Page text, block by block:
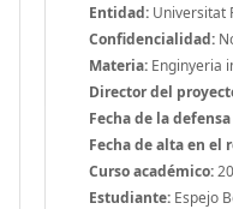
Entidad: Universitat
Confidencialidad:
Materia: Enginyeria
Director del
Fecha de la
Fecha de alta en el
Curso académico:
Estudiante: Espejo